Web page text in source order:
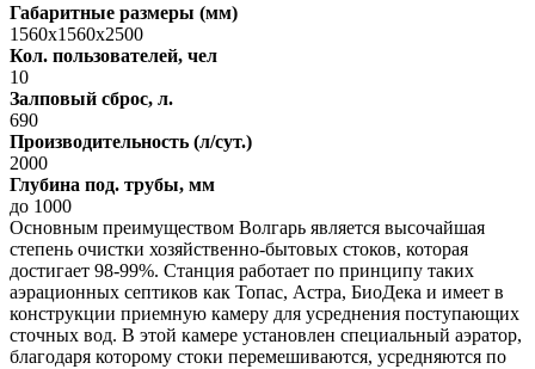
Габаритные размеры (мм)
1560х1560х2500
Кол. пользователей, чел
10
Залповый сброс, л.
690
Производительность (л/сут.)
2000
Глубина под. трубы, мм
до 1000
Основным преимуществом Волгарь является высочайшая
степень очистки хозяйственно-бытовых стоков, которая
достигает 98-99%. Станция работает по принципу таких
аэрационных септиков как Топас, Астра, БиоДека и имеет в
конструкции приемную камеру для усреднения поступающих
сточных вод. В этой камере установлен специальный аэратор,
благодаря которому стоки перемешиваются, усредняются по